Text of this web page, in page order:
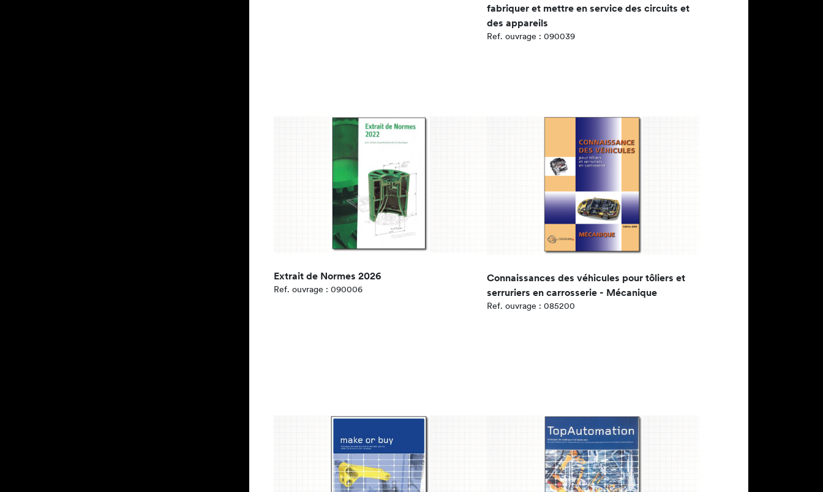
fabriquer et mettre en service des circuits et
des appareils
Ref. ouvrage : 090039
Extrait de Normes 2026
Ref. ouvrage : 090006
Connaissances des véhicules pour tôliers et
serruriers en carrosserie - Mécanique
Ref. ouvrage : 085200